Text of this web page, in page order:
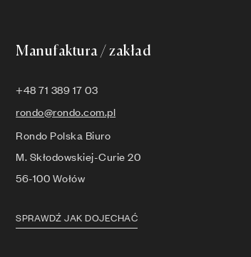
Manufaktura / zakład
+48 71 389 17 03
rondo@rondo.com.pl
Rondo Polska Biuro
M. Skłodowskiej-Curie 20
56-100 Wołów
SPRAWDŹ JAK DOJECHAĆ